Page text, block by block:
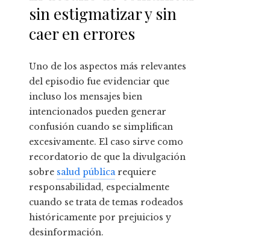
sin estigmatizar y sin
caer en errores
Uno de los aspectos más relevantes
del episodio fue evidenciar que
incluso los mensajes bien
intencionados pueden generar
confusión cuando se simplifican
excesivamente. El caso sirve como
recordatorio de que la divulgación
sobre salud públicarequiere
responsabilidad, especialmente
cuando se trata de temas rodeados
históricamente por prejuicios y
desinformación.